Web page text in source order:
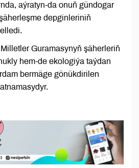
aýratyn-da onuň gündogar
depginleriniň
Guramasynyň şäherleriň
hem-de ekologiýa taýdan
bermäge gönükdirilen